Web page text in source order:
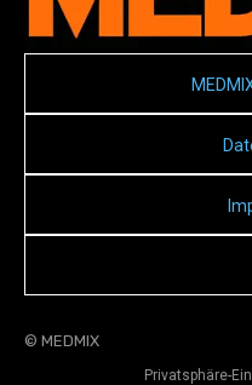
© MEDMIX
Privatsphäre-